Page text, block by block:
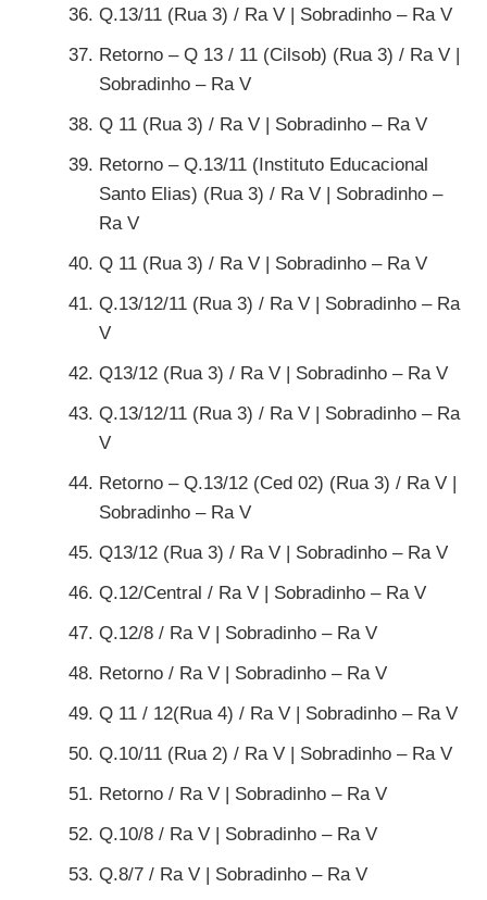
Q.13/11 (Rua 3) / Ra V | Sobradinho – Ra V
Retorno – Q 13 / 11 (Cilsob) (Rua 3) / Ra V |
Sobradinho – Ra V
Q 11 (Rua 3) / Ra V | Sobradinho – Ra V
Retorno – Q.13/11 (Instituto Educacional
Santo Elias) (Rua 3) / Ra V | Sobradinho –
Ra V
Q 11 (Rua 3) / Ra V | Sobradinho – Ra V
Q.13/12/11 (Rua 3) / Ra V | Sobradinho – Ra
V
Q13/12 (Rua 3) / Ra V | Sobradinho – Ra V
Q.13/12/11 (Rua 3) / Ra V | Sobradinho – Ra
V
Retorno – Q.13/12 (Ced 02) (Rua 3) / Ra V |
Sobradinho – Ra V
Q13/12 (Rua 3) / Ra V | Sobradinho – Ra V
Q.12/Central / Ra V | Sobradinho – Ra V
Q.12/8 / Ra V | Sobradinho – Ra V
Retorno / Ra V | Sobradinho – Ra V
Q 11 / 12(Rua 4) / Ra V | Sobradinho – Ra V
Q.10/11 (Rua 2) / Ra V | Sobradinho – Ra V
Retorno / Ra V | Sobradinho – Ra V
Q.10/8 / Ra V | Sobradinho – Ra V
Q.8/7 / Ra V | Sobradinho – Ra V